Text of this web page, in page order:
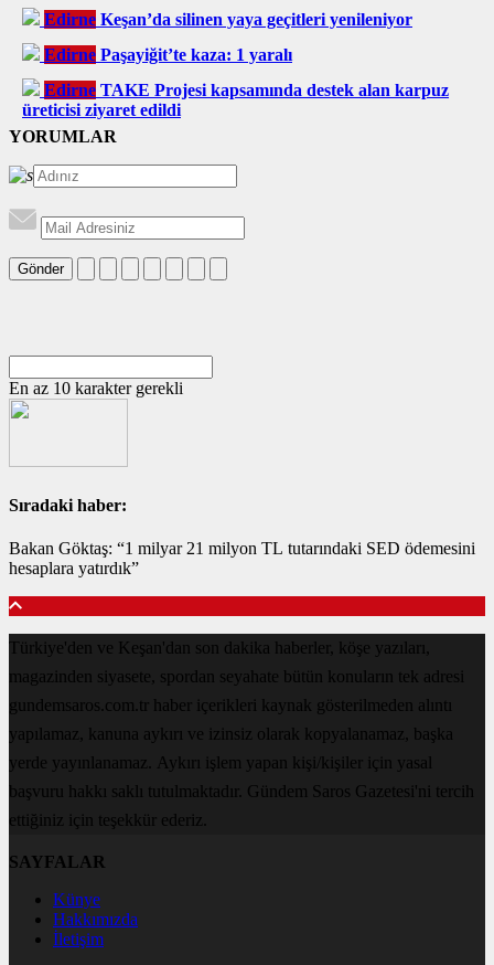
Edirne Keşan’da silinen yaya geçitleri yenileniyor
Edirne Paşayiğit’te kaza: 1 yaralı
Edirne TAKE Projesi kapsamında destek alan karpuz
üreticisi ziyaret edildi
YORUMLAR
Gönder
En az 10 karakter gerekli
Sıradaki haber:
Bakan Göktaş: “1 milyar 21 milyon TL tutarındaki SED ödemesini
hesaplara yatırdık”
Türkiye'den ve Keşan'dan son dakika haberler, köşe yazıları,
magazinden siyasete, spordan seyahate bütün konuların tek adresi
gundemsaros.com.tr haber içerikleri kaynak gösterilmeden alıntı
yapılamaz, kanuna aykırı ve izinsiz olarak kopyalanamaz, başka
yerde yayınlanamaz. Aykırı işlem yapan kişi/kişiler için yasal
başvuru hakkı saklı tutulmaktadır. Gündem Saros Gazetesi'ni tercih
ettiğiniz için teşekkür ederiz.
SAYFALAR
Künye
Hakkımızda
İletişim